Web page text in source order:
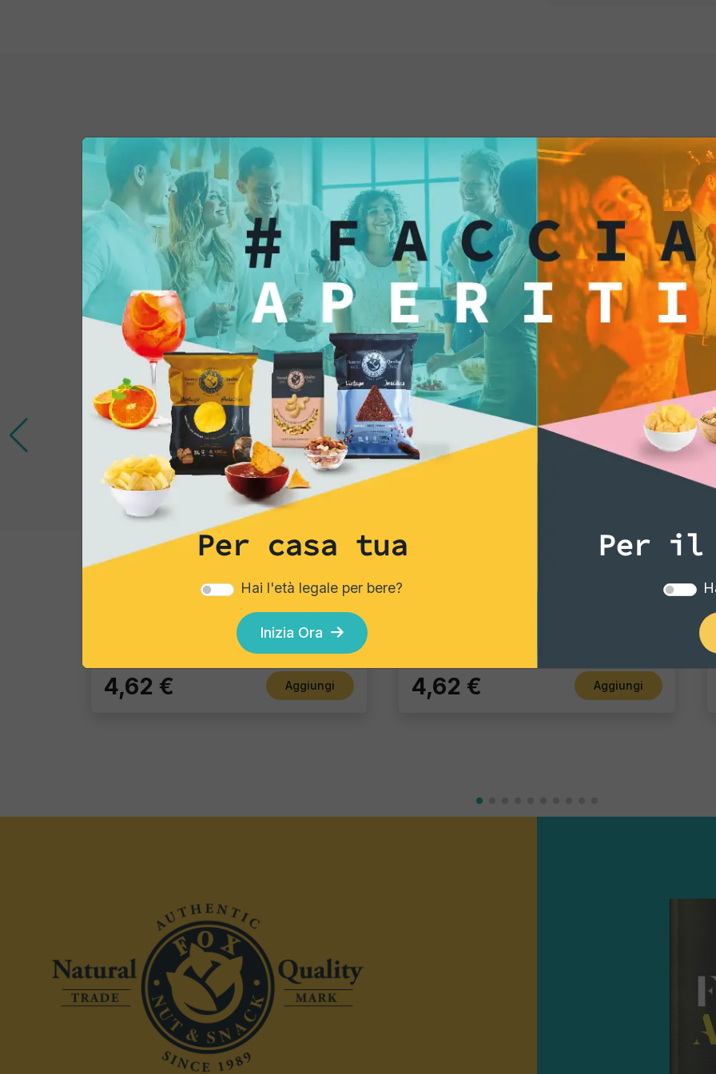
Potrebbe interessarti anche...
Tortillas/Nacho/Crisp/Garganelli
Formaggio
4,62 € Aggiungi
Tortillas/Nacho/Crisp/Garganelli
4,62 € Aggiungi
Per casa tua
Hai l'età legale per bere?
Inizia Ora
Per il